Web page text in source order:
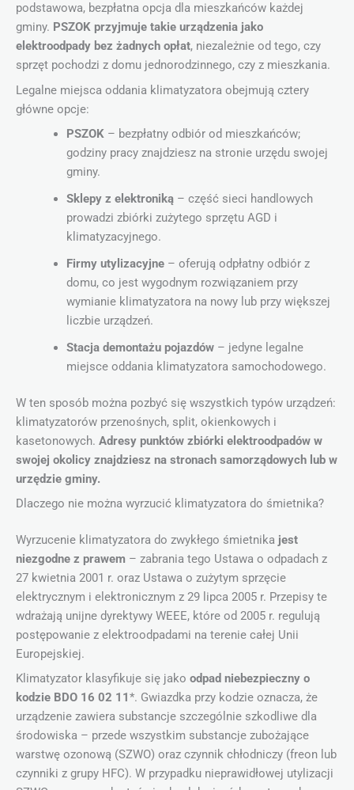
podstawowa, bezpłatna opcja dla mieszkańców każdej
gminy. PSZOK przyjmuje takie urządzenia jako
elektroodpady bez żadnych opłat, niezależnie od tego, czy
sprzęt pochodzi z domu jednorodzinnego, czy z mieszkania.
Legalne miejsca oddania klimatyzatora obejmują cztery
główne opcje:
PSZOK– bezpłatny odbiór od mieszkańców;
godziny pracy znajdziesz na stronie urzędu swojej
gminy.
Sklepy z elektroniką– część sieci handlowych
prowadzi zbiórki zużytego sprzętu AGD i
klimatyzacyjnego.
Firmy utylizacyjne– oferują odpłatny odbiór z
domu, co jest wygodnym rozwiązaniem przy
wymianie klimatyzatora na nowy lub przy większej
liczbie urządzeń.
Stacja demontażu pojazdów– jedyne legalne
miejsce oddania klimatyzatora samochodowego.
W ten sposób można pozbyć się wszystkich typów urządzeń:
klimatyzatorów przenośnych, split, okienkowych i
kasetonowych. Adresy punktów zbiórki elektroodpadów w
swojej okolicy znajdziesz na stronach samorządowych lub w
urzędzie gminy.
Dlaczego nie można wyrzucić klimatyzatora do śmietnika?
Wyrzucenie klimatyzatora do zwykłego śmietnika jest
niezgodne z prawem – zabrania tego Ustawa o odpadach z
27 kwietnia 2001 r. oraz Ustawa o zużytym sprzęcie
elektrycznym i elektronicznym z 29 lipca 2005 r. Przepisy te
wdrażają unijne dyrektywy WEEE, które od 2005 r. regulują
postępowanie z elektroodpadami na terenie całej Unii
Europejskiej.
Klimatyzator klasyfikuje się jako odpad niebezpieczny o
kodzie BDO 16 02 11*. Gwiazdka przy kodzie oznacza, że
urządzenie zawiera substancje szczególnie szkodliwe dla
środowiska – przede wszystkim substancje zubożające
warstwę ozonową (SZWO) oraz czynnik chłodniczy (freon lub
czynniki z grupy HFC). W przypadku nieprawidłowej utylizacji